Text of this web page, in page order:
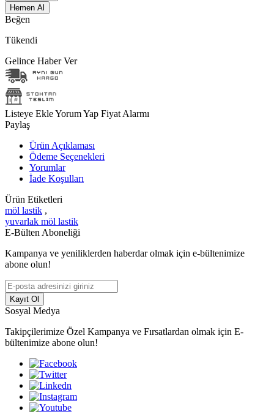
Hemen Al
Beğen
Tükendi
Gelince Haber Ver
Listeye EkleYorum Yap Fiyat Alarmı
Paylaş
Ürün Açıklaması
Ödeme Seçenekleri
Yorumlar
İade Koşulları
Ürün Etiketleri
möl lastik ,
yuvarlak möl lastik
E-Bülten Aboneliği
Kampanya ve yeniliklerden haberdar olmak için e-bültenimize
abone olun!
Kayıt Ol
Sosyal Medya
Takipçilerimize Özel Kampanya ve Fırsatlardan olmak için E-
bültenimize abone olun!